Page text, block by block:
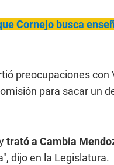
Cornejo busca
preocupaciones
para sacar un
trató a Cambia
dijo en la Legislatura.